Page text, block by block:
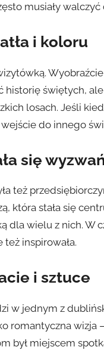
musiały
i koloru
Wyobraźcie
historię świętych,
losach. Jeśli
wejście do innego
się
też
która stała się
dla wielu z nich. W
inspirowała.
i sztuce
w jednym z
romantyczna wizja
był miejscem